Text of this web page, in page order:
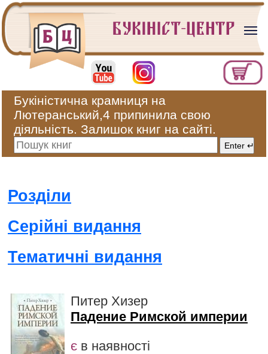
Букіністична крамниця на
Лютеранський,4 припинила свою
діяльність. Залишок книг на сайті.
Розділи
Серійні видання
Тематичні видання
Питер Хизер
Падение Римской империи
є в наявності